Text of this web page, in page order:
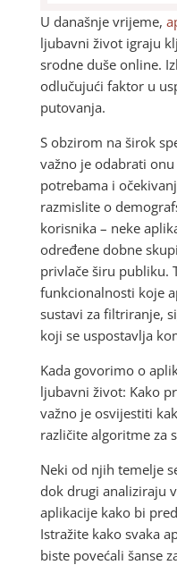
U današnje vrijeme,
ljubavni život igraju
srodne duše online.
odlučujući faktor u
putovanja.
S obzirom na širok
važno je odabrati
potrebama i
razmislite o
korisnika – neke
određene dobne
privlače širu publiku.
funkcionalnosti koje
sustavi za filtriranje,
koji se uspostavlja
Kada govorimo o
ljubavni život: Kako
važno je osvijestiti
različite algoritme za
Neki od njih temelje
dok drugi analiziraju
aplikacije kako bi
Istražite kako svaka
biste povećali šanse